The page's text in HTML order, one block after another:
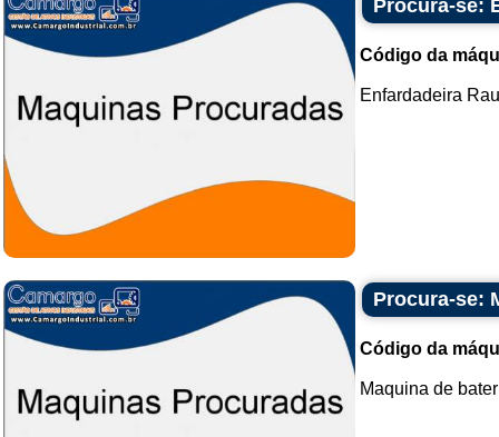
Procura-se:
Código da
Enfardadeira
Procura-se:
Código da
Maquina de